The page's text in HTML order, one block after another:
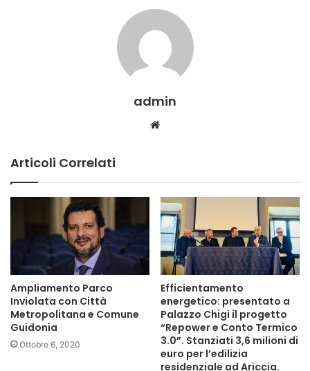
admin
Articoli Correlati
Ampliamento Parco
Inviolata con Città
Metropolitana e Comune
Guidonia
Ottobre 6, 2020
Efficientamento
energetico: presentato a
Palazzo Chigi il progetto
“Repower e Conto Termico
3.0”. Stanziati 3,6 milioni di
euro per l’edilizia
residenziale ad Ariccia.